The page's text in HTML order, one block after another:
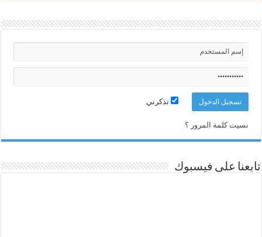
تذكرني
نسيت كلمة المرور ؟
تابعنا على فيسبوك